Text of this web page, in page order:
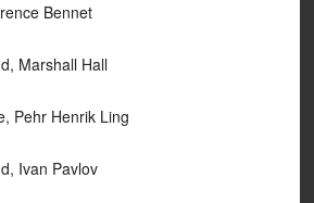
Bennet
Hall
Henrik Ling
Pavlov